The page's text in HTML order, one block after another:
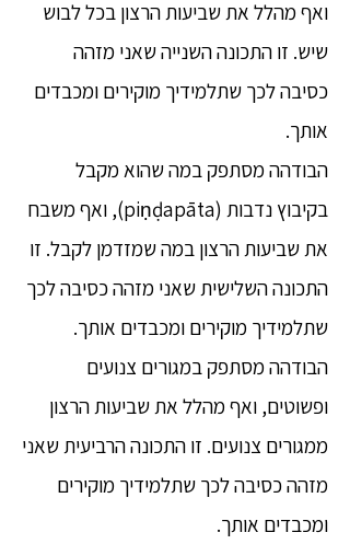
ואף מהלל את שביעות הרצון בכל לבוש
שיש. זו התכונה השנייה שאני מזהה
כסיבה לכך שתלמידיך מוקירים ומכבדים
אותך.
הבודהה מסתפק במה שהוא מקבל
בקיבוץ נדבות (piṇḍapāta), ואף משבח
את שביעות הרצון במה שמזדמן לקבל. זו
התכונה השלישית שאני מזהה כסיבה לכך
שתלמידיך מוקירים ומכבדים אותך.
הבודהה מסתפק במגורים צנועים
ופשוטים, ואף מהלל את שביעות הרצון
ממגורים צנועים. זו התכונה הרביעית שאני
מזהה כסיבה לכך שתלמידיך מוקירים
ומכבדים אותך.